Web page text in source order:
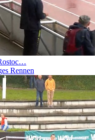
Rennen